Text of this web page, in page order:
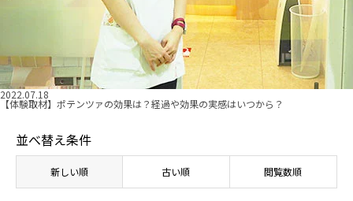
2022.07.18
【体験取材】ポテンツァの効果は？経過や効果の実感はいつから？
並べ替え条件
新しい順 古い順 閲覧数順